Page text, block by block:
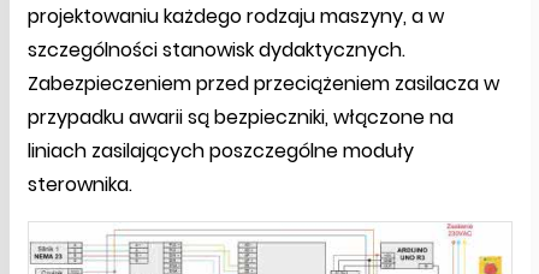
projektowaniu każdego rodzaju maszyny, a w
szczególności stanowisk dydaktycznych.
Zabezpieczeniem przed przeciążeniem zasilacza w
przypadku awarii są bezpieczniki, włączone na
liniach zasilających poszczególne moduły
sterownika.